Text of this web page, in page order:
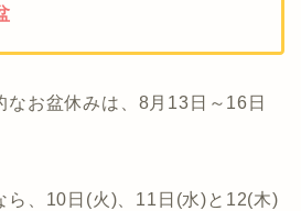
なお盆休みは、8月13日～16日
ら、10日(火)、11日(水)と12(木)